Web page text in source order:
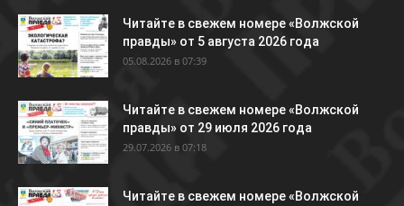
Читайте в свежем номере «Волжской
правды» от 5 августа 2026 года
05.08.2026 в 07:39
Читайте в свежем номере «Волжской
правды» от 29 июля 2026 года
29.07.2026 в 07:18
Читайте в свежем номере «Волжской